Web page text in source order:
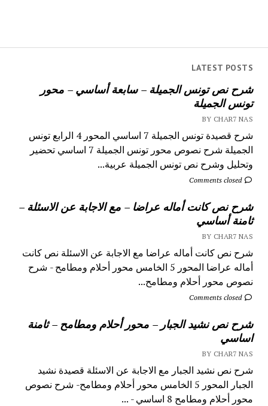
LATEST POSTS
شرح نص تونس الجميلة – سابعة أساسي – محور
تونس الجميلة
BY CHAR7 NAS
شرح قصيدة تونس الجميلة 7 اساسي المحور 4 الرابع تونس
الجميلة شرح نصوص محور تونس الجميلة 7 اساسي تحضير
وتحليل وشرح نص تونس الجميلة عربية...
Comments closed
شرح نص كانت أماله عراضا – مع الاجابة عن الاسئلة –
ثامنة أساسي
BY CHAR7 NAS
شرح نص كانت أماله عراضا مع الاجابة عن الاسئلة نص كانت
أماله عراضا المحور 5 الخامس محور أحلام ومطامح - شرح
نصوص محور أحلام ومطامح...
Comments closed
شرح نص نشيد الجبار – محور أحلام ومطامح – ثامنة
اساسي
BY CHAR7 NAS
شرح نص نشيد الجبار مع الاجابة عن الاسئلة قصيدة نشيد
الجبار المحور 5 الخامس محور أحلام ومطامح- شرح نصوص
محور أحلام ومطامح 8 اساسي - ...